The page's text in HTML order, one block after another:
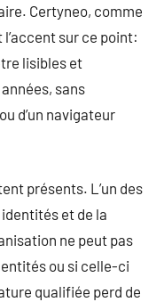
Certyneo, comme
sur ce point:
lisibles et
sans
d’un navigateur
présents. L’un des
et de la
ne peut pas
ou si celle-ci
qualifiée perd de